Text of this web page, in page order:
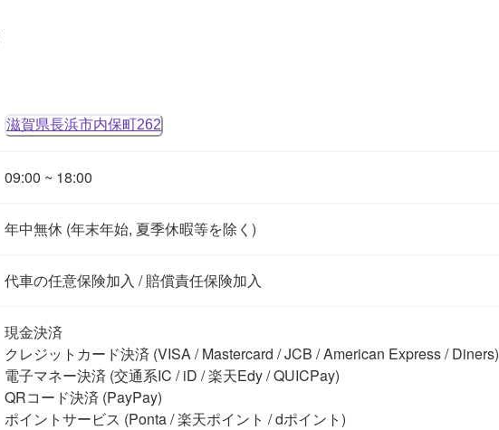
滋賀県長浜市内保町262
09:00 ~ 18:00
年中無休 (年末年始, 夏季休暇等を除く)
代車の任意保険加入 / 賠償責任保険加入
現金決済
クレジットカード決済 (VISA / Mastercard / JCB / American Express / Diners)
電子マネー決済 (交通系IC / iD / 楽天Edy / QUICPay)
QRコード決済 (PayPay)
ポイントサービス (Ponta / 楽天ポイント / dポイント)